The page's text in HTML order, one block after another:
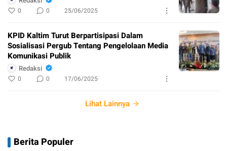
0 0 25/06/2025
KPID Kaltim Turut Berpartisipasi Dalam
Sosialisasi Pergub Tentang Pengelolaan Media
Komunikasi Publik
Redaksi
0 0 17/06/2025
Lihat Lainnya
Berita Populer